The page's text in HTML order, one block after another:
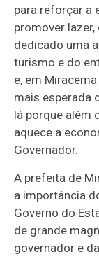
para reforçar a
promover
dedicado uma
turismo e do
e, em
mais esperada
lá porque além
aquece a
Governador.
A prefeita de
a importância
Governo do
de grande
governador e